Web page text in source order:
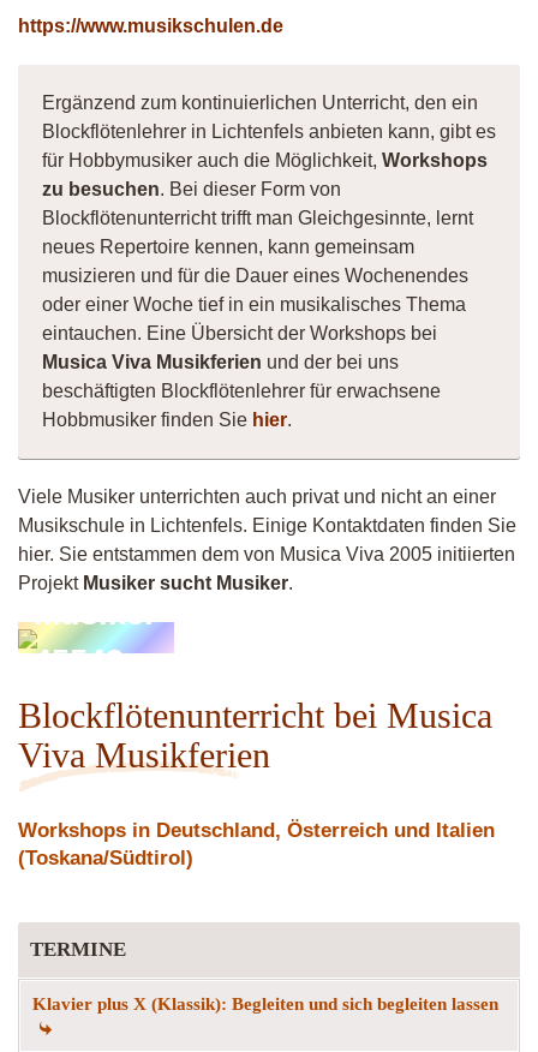
https://www.musikschulen.de
Ergänzend zum kontinuierlichen Unterricht, den ein
Blockflötenlehrer in Lichtenfels anbieten kann, gibt es
für Hobbymusiker auch die Möglichkeit, Workshops
zu besuchen. Bei dieser Form von
Blockflötenunterricht trifft man Gleichgesinnte, lernt
neues Repertoire kennen, kann gemeinsam
musizieren und für die Dauer eines Wochenendes
oder einer Woche tief in ein musikalisches Thema
eintauchen. Eine Übersicht der Workshops bei
Musica Viva Musikferien und der bei uns
beschäftigten Blockflötenlehrer für erwachsene
Hobbmusiker finden Sie hier.
Viele Musiker unterrichten auch privat und nicht an einer
Musikschule in Lichtenfels. Einige Kontaktdaten finden Sie
hier. Sie entstammen dem von Musica Viva 2005 initiierten
Projekt Musiker sucht Musiker.
Musiker
45543
Blockflötenunterricht bei Musica
Viva Musikferien
Workshops in Deutschland, Österreich und Italien
(Toskana/Südtirol)
TERMINE
Klavier plus X (Klassik): Begleiten und sich begleiten lassen